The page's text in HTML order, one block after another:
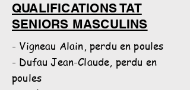
QUALIFICATIONS TAT
SENIORS MASCULINS
- Vigneau Alain, perdu en poules
- Dufau Jean-Claude, perdu en
poules